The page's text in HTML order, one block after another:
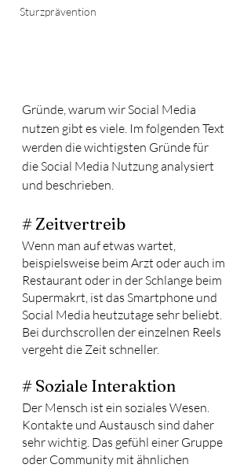
Sturzprävention
Gründe, warum wir Social Media
nutzen gibt es viele. Im folgenden Text
werden die wichtigsten Gründe für
die Social Media Nutzung analysiert
und beschrieben.
# Zeitvertreib
Wenn man auf etwas wartet,
beispielsweise beim Arzt oder auch im
Restaurant oder in der Schlange beim
Supermakrt, ist das Smartphone und
Social Media heutzutage sehr beliebt.
Bei durchscrollen der einzelnen Reels
vergeht die Zeit schneller.
# Soziale Interaktion
Der Mensch ist ein soziales Wesen.
Kontakte und Austausch sind daher
sehr wichtig. Das gefühl einer Gruppe
oder Community mit ähnlichen